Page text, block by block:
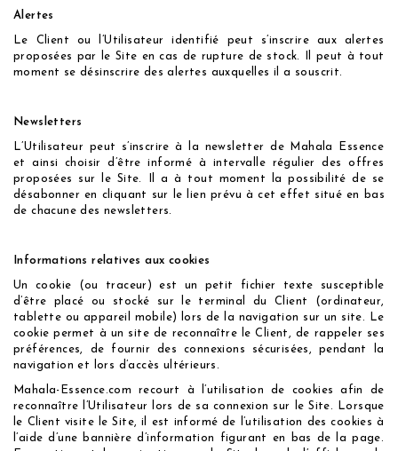
Alertes
Le Client ou l’Utilisateur identifié peut s’inscrire aux alertes
proposées par le Site en cas de rupture de stock. Il peut à tout
moment se désinscrire des alertes auxquelles il a souscrit.
Newsletters
L’Utilisateur peut s’inscrire à la newsletter de Mahala Essence
et ainsi choisir d’être informé à intervalle régulier des offres
proposées sur le Site. Il a à tout moment la possibilité de se
désabonner en cliquant sur le lien prévu à cet effet situé en bas
de chacune des newsletters.
Informations relatives aux cookies
Un cookie (ou traceur) est un petit fichier texte susceptible
d’être placé ou stocké sur le terminal du Client (ordinateur,
tablette ou appareil mobile) lors de la navigation sur un site. Le
cookie permet à un site de reconnaître le Client, de rappeler ses
préférences, de fournir des connexions sécurisées, pendant la
navigation et lors d’accès ultérieurs.
Mahala-Essence.com recourt à l’utilisation de cookies afin de
reconnaître l’Utilisateur lors de sa connexion sur le Site. Lorsque
le Client visite le Site, il est informé de l’utilisation des cookies à
l’aide d’une bannière d’information figurant en bas de la page.